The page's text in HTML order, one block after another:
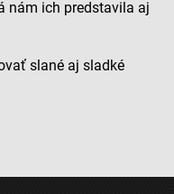
štatistík
nám ich predstavila aj
slané aj sladké